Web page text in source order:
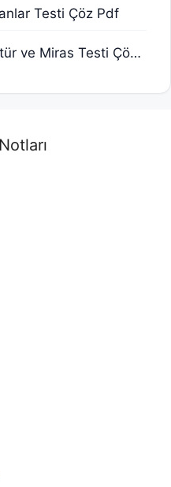
Testi Çöz Pdf
7.Sınıf Sosyal Bilgiler Kültür ve Miras Testi Çöz Pdf